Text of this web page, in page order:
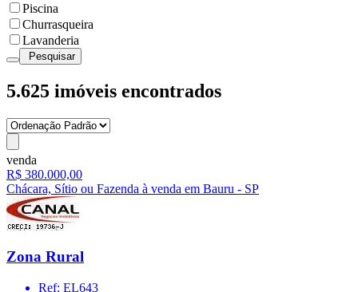
Piscina
Churrasqueira
Lavanderia
Pesquisar
5.625 imóveis encontrados
venda
R$ 380.000,00
Chácara, Sítio ou Fazenda à venda em Bauru - SP
Zona Rural
Ref: EL643